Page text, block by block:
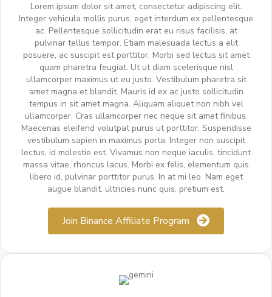
Lorem ipsum dolor sit amet, consectetur adipiscing elit.
Integer vehicula mollis purus, eget interdum ex pellentesque
ac. Pellentesque sollicitudin erat eu risus facilisis, at
pulvinar tellus tempor. Etiam malesuada lectus a elit
posuere, ac suscipit est porttitor. Morbi sed lectus sit amet
quam pharetra feugiat. Ut ut diam scelerisque nisl
ullamcorper maximus ut eu justo. Vestibulum pharetra sit
amet magna et blandit. Mauris id ex ac justo sollicitudin
tempus in sit amet magna. Aliquam aliquet non nibh vel
ullamcorper. Cras ullamcorper nec neque sit amet finibus.
Maecenas eleifend volutpat purus ut porttitor. Suspendisse
vestibulum sapien in maximus porta. Integer non suscipit
lectus, id molestie est. Vivamus non neque iaculis, tincidunt
massa vitae, rhoncus lacus. Morbi ex felis, elementum quis
libero id, pulvinar porttitor purus. In at mi leo. Nam eget
augue blandit, ultricies nunc quis, pretium est.
Join Binance Affiliate Program